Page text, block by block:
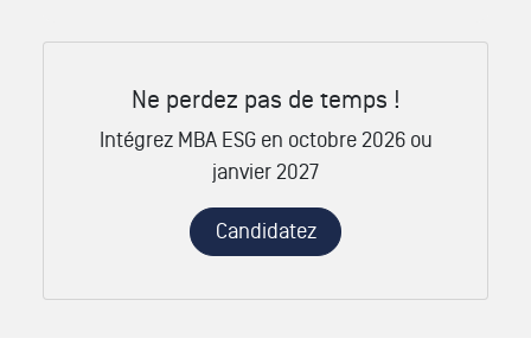
Ne perdez pas de temps !
Intégrez MBA ESG en octobre 2026 ou
janvier 2027
Candidatez